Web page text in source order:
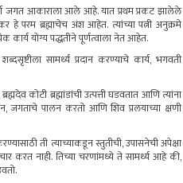
जगत आकाराला आले आहे. यात प्रथम प्रकट झालेले
हे परम ब्रह्माचेच अंश आहेत. त्यांच्या पत्नी अनुक्रमे
कार्य योग्य पद्धतीनेपूर्णत्वालानेत आहेत.
शब्दसृष्टीला सामर्थ्य प्रदान करण्याचे कार्य, भगवती
ब्रह्मदेवकोटीब्रह्मांडांचीउत्पत्तीघडवतात आणि त्यांना
जगताचेपालन करतो आणि शिव प्रलयाच्या क्षणी
ती त्याच्याकडूनस्तुतीची, उपासनेची अपेक्षा
करत नाही. तिच्या चरणांमध्ये ते सामर्थ्य आहे की,